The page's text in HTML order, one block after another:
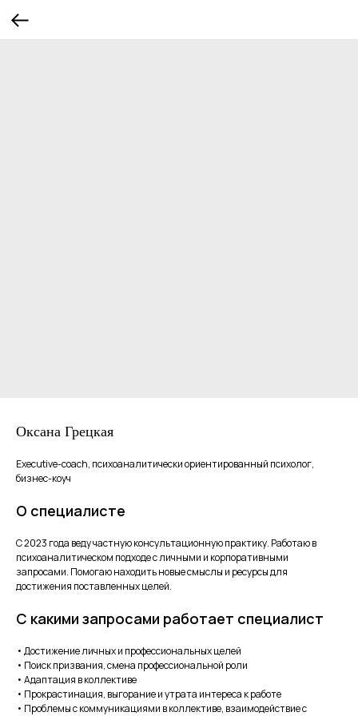
Оксана Грецкая
Executive-coach, психоаналитически ориентированный психолог,
бизнес-коуч
О специалисте
С 2023 года веду частную консультационную практику. Работаю в
психоаналитическом подходе с личными и корпоративными
запросами. Помогаю находить новые смыслы и ресурсы для
достижения поставленных целей.
С какими запросами работает специалист
• Достижение личных и профессиональных целей
• Поиск призвания, смена профессиональной роли
• Адаптация в коллективе
• Прокрастинация, выгорание и утрата интереса к работе
• Проблемы с коммуникациями в коллективе, взаимодействие с